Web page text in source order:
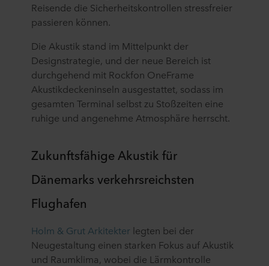
Reisende die Sicherheitskontrollen stressfreier
passieren können.
Die Akustik stand im Mittelpunkt der
Designstrategie, und der neue Bereich ist
durchgehend mit Rockfon OneFrame
Akustikdeckeninseln ausgestattet, sodass im
gesamten Terminal selbst zu Stoßzeiten eine
ruhige und angenehme Atmosphäre herrscht.
Zukunftsfähige Akustik für
Dänemarks verkehrsreichsten
Flughafen
Holm & Grut Arkitekter legten bei der
Neugestaltung einen starken Fokus auf Akustik
und Raumklima, wobei die Lärmkontrolle